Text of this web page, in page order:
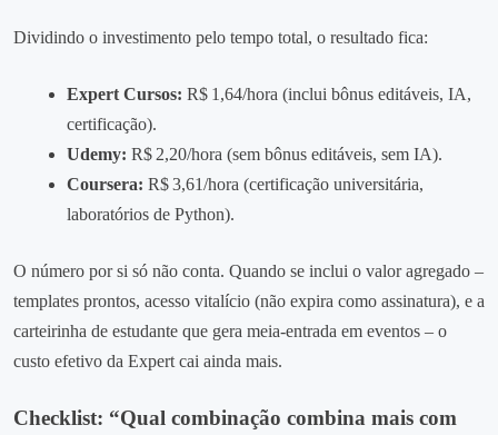
Dividindo o investimento pelo tempo total, o resultado fica:
Expert Cursos: R$ 1,64/hora (inclui bônus editáveis, IA,
certificação).
Udemy: R$ 2,20/hora (sem bônus editáveis, sem IA).
Coursera: R$ 3,61/hora (certificação universitária,
laboratórios de Python).
O número por si só não conta. Quando se inclui o valor agregado –
templates prontos, acesso vitalício (não expira como assinatura), e a
carteirinha de estudante que gera meia‑entrada em eventos – o
custo efetivo da Expert cai ainda mais.
Checklist: “Qual combinação combina mais com